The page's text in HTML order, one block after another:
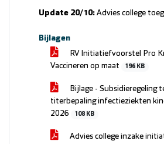
Update 20/10: Advies college
Bijlagen
RV Initiatiefvoorstel Pro
Vaccineren op maat
196 KB
Bijlage - Subsidieregeling
titerbepaling infectieziekten
2026
108 KB
Advies college inzake